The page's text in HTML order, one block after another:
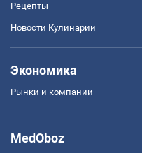
Рецепты
Новости Кулинарии
Экономика
Рынки и компании
MedOboz